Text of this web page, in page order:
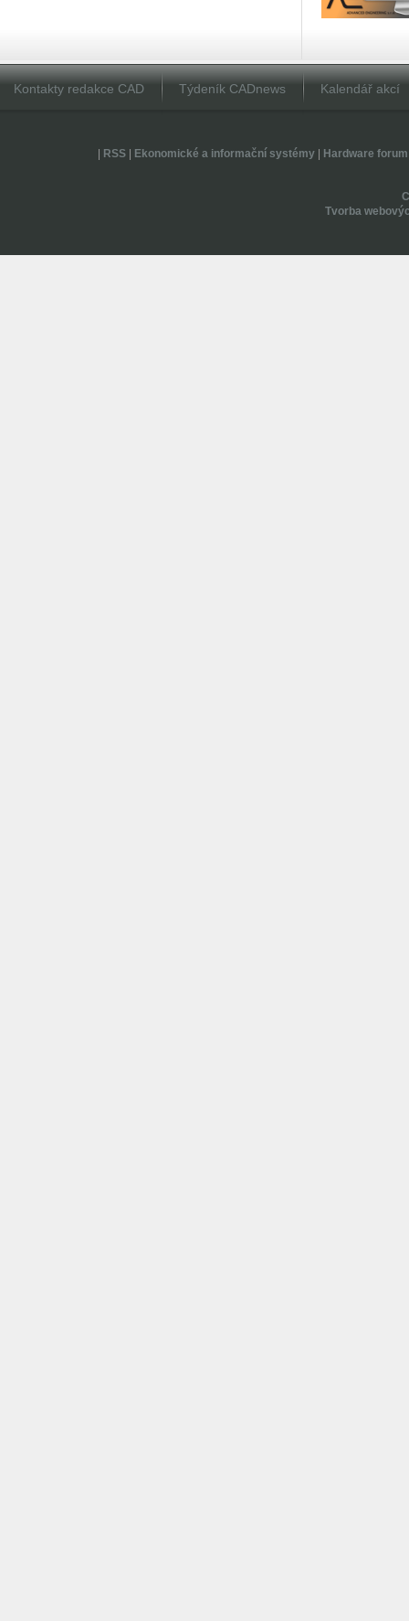
Kontakty redakce CAD Týdeník CADnews Kalendář akcí
RSS| Ekonomické a informační systémy| Hardware forum
Tvorba